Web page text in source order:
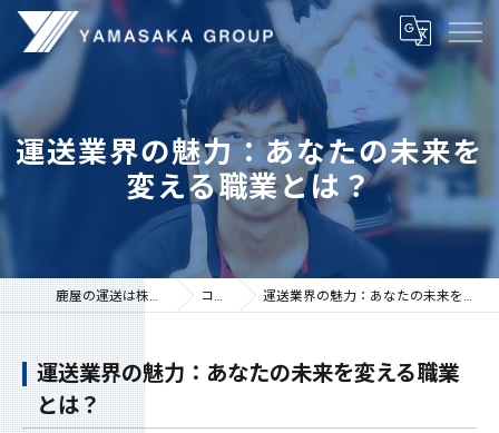
運送業界の魅力：あなたの未来を
変える職業とは？
鹿屋の運送は株式会社山坂 コラム 運送業界の魅力：あなたの未来を変える職業とは？
運送業界の魅力：あなたの未来を変える職業
とは？